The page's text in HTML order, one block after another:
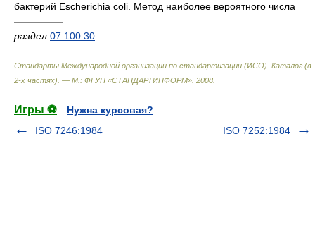
бактерий Escherichia coli. Метод наиболее вероятного числа
—————
раздел 07.100.30
Стандарты Международной организации по стандартизации (ИСО). Каталог (в
2-х частях). — М.: ФГУП «СТАНДАРТИНФОРМ» 2008
Игры ⚽
Нужна курсовая?
ISO 7246:1984
ISO 7252:1984